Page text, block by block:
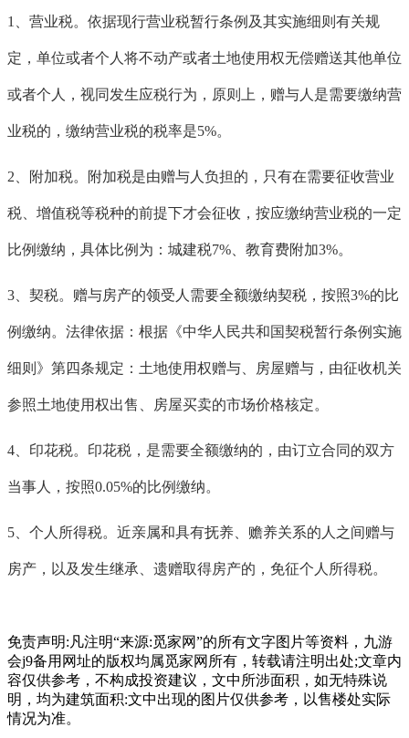
1、营业税。依据现行营业税暂行条例及其实施细则有关规
定，单位或者个人将不动产或者土地使用权无偿赠送其他单位
或者个人，视同发生应税行为，原则上，赠与人是需要缴纳营
业税的，缴纳营业税的税率是5%。
2、附加税。附加税是由赠与人负担的，只有在需要征收营业
税、增值税等税种的前提下才会征收，按应缴纳营业税的一定
比例缴纳，具体比例为：城建税7%、教育费附加3%。
3、契税。赠与房产的领受人需要全额缴纳契税，按照3%的比
例缴纳。法律依据：根据《中华人民共和国契税暂行条例实施
细则》第四条规定：土地使用权赠与、房屋赠与，由征收机关
参照土地使用权出售、房屋买卖的市场价格核定。
4、印花税。印花税，是需要全额缴纳的，由订立合同的双方
当事人，按照0.05%的比例缴纳。
5、个人所得税。近亲属和具有抚养、赡养关系的人之间赠与
房产，以及发生继承、遗赠取得房产的，免征个人所得税。
免责声明:凡注明“来源:觅家网”的所有文字图片等资料，九游
会j9备用网址的版权均属觅家网所有，转载请注明出处;文章内
容仅供参考，不构成投资建议，文中所涉面积，如无特殊说
明，均为建筑面积:文中出现的图片仅供参考，以售楼处实际
情况为准。